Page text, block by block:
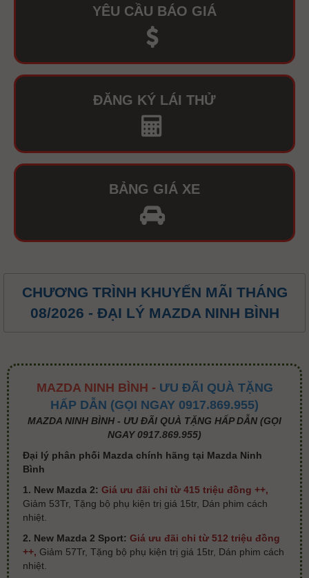
YÊU CẦU BÁO GIÁ
ĐĂNG KÝ LÁI THỬ
BẢNG GIÁ XE
CHƯƠNG TRÌNH KHUYẾN MÃI THÁNG
08/2026 - ĐẠI LÝ MAZDA NINH BÌNH
MAZDA NINH BÌNH - ƯU ĐÃI QUÀ TẶNG
HẤP DẪN (GỌI NGAY 0917.869.955)
MAZDA NINH BÌNH - ƯU ĐÃI QUÀ TẶNG HẤP DẪN (GỌI
NGAY 0917.869.955)
Đại lý phân phối Mazda chính hãng tại Mazda Ninh
Bình
1. New Mazda 2: Giá ưu đãi chỉ từ 415 triệu đồng ++,
Giảm 53Tr, Tặng bộ phụ kiện trị giá 15tr, Dán phim cách
nhiệt.
2. New Mazda 2 Sport: Giá ưu đãi chỉ từ 512 triệu đồng
++, Giảm 57Tr, Tặng bộ phụ kiện trị giá 15tr, Dán phim cách
nhiệt.